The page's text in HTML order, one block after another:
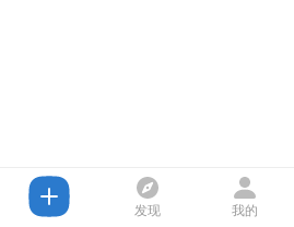
发现 我的